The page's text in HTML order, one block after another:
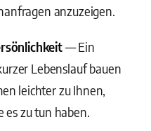
anzuzeigen.
— Ein
Lebenslauf bauen
leichter zu Ihnen,
es zu tun haben.